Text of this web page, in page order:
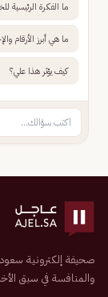
ما الفكرة الرئيسية
ما هي أبرز الأرقام
كيف يؤثر هذا علي؟
والمنافسة في سبق